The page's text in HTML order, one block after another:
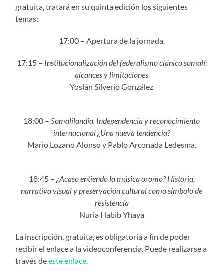
gratuita, tratará en su quinta edición los siguientes
temas:
17:00 – Apertura de la jornada.
17:15 – Institucionalización del federalismo clánico somalí:
alcances y limitaciones
Yoslán Silverio González
18:00 –Somalilandia. Independencia y reconocimiento
internacional ¿Una nueva tendencia?
Mario Lozano Alonso y Pablo Arconada Ledesma.
18:45 – ¿Acaso entiendo la música oromo? Historia,
narrativa visual y preservación cultural como símbolo de
resistencia
Nuria Habib Yhaya
La inscripción, gratuita, es obligatoria a fin de poder
recibir el enlace a la videoconferencia. Puede realizarse a
través deeste enlace.